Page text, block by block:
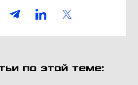
по этой теме: